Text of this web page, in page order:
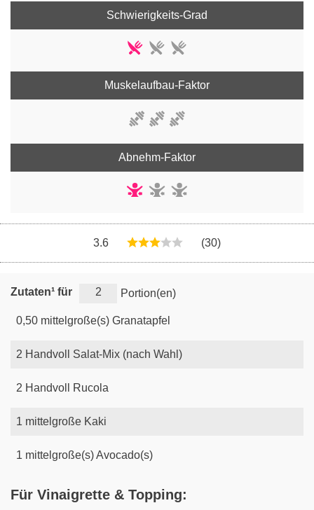
Schwierigkeits-Grad
Muskelaufbau-Faktor
Abnehm-Faktor
3.6 (30)
Zutaten¹ für Portion(en)
0,50 mittelgroße(s) Granatapfel
2 Handvoll Salat-Mix (nach Wahl)
2 Handvoll Rucola
1 mittelgroße Kaki
1 mittelgroße(s)Avocado(s)
Für Vinaigrette & Topping: